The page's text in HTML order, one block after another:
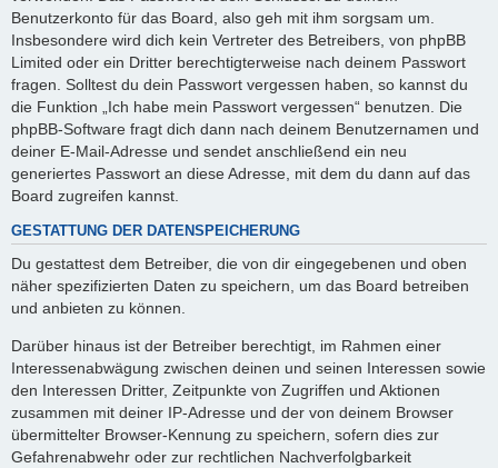
Benutzerkonto für das Board, also geh mit ihm sorgsam um.
Insbesondere wird dich kein Vertreter des Betreibers, von phpBB
Limited oder ein Dritter berechtigterweise nach deinem Passwort
fragen. Solltest du dein Passwort vergessen haben, so kannst du
die Funktion „Ich habe mein Passwort vergessen“ benutzen. Die
phpBB-Software fragt dich dann nach deinem Benutzernamen und
deiner E-Mail-Adresse und sendet anschließend ein neu
generiertes Passwort an diese Adresse, mit dem du dann auf das
Board zugreifen kannst.
GESTATTUNG DER DATENSPEICHERUNG
Du gestattest dem Betreiber, die von dir eingegebenen und oben
näher spezifizierten Daten zu speichern, um das Board betreiben
und anbieten zu können.
Darüber hinaus ist der Betreiber berechtigt, im Rahmen einer
Interessenabwägung zwischen deinen und seinen Interessen sowie
den Interessen Dritter, Zeitpunkte von Zugriffen und Aktionen
zusammen mit deiner IP-Adresse und der von deinem Browser
übermittelter Browser-Kennung zu speichern, sofern dies zur
Gefahrenabwehr oder zur rechtlichen Nachverfolgbarkeit